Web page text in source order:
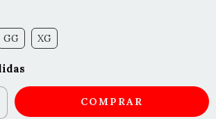
GG XG